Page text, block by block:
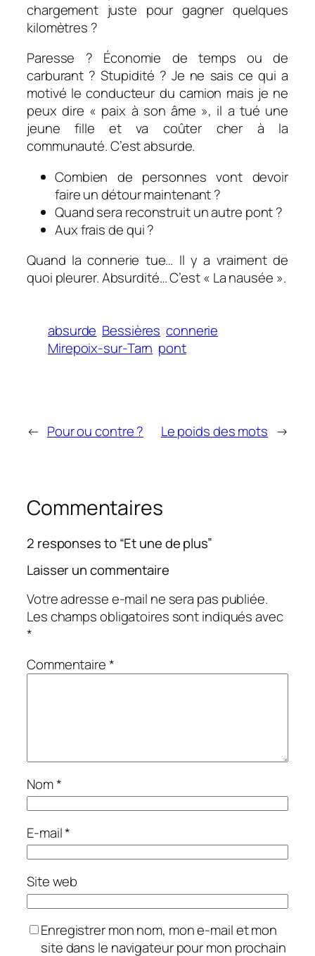
chargement juste pour gagner quelques
kilomètres ?
Paresse ? Économie de temps ou de
carburant ? Stupidité ? Je ne sais ce qui a
motivé le conducteur du camion mais je ne
peux dire « paix à son âme », il a tué une
jeune fille et va coûter cher à la
communauté. C’est absurde.
Combien de personnes vont devoir
faire un détour maintenant ?
Quand sera reconstruit un autre pont ?
Aux frais de qui ?
Quand la connerie tue… Il y a vraiment de
quoi pleurer. Absurdité… C’est « La nausée ».
absurde Bessières connerie
Mirepoix-sur-Tarn pont
← Pour ou contre ? Le poids des mots →
Commentaires
2 responses to “Et une de plus”
Laisser un commentaire
Votre adresse e-mail ne sera pas publiée.
Les champs obligatoires sont indiqués avec
*
Commentaire*
Nom*
E-mail*
Site web
Enregistrer mon nom, mon e-mail et mon
site dans le navigateur pour mon prochain